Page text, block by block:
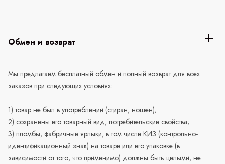
Обмен и возврат
Мы предлагаем бесплатный обмен и полный возврат для всех
заказов при следующих условиях:
1) товар не был в употреблении (стиран, ношен);
2) сохранены его товарный вид, потребительские свойства;
3) пломбы, фабричные ярлыки, в том числе КИЗ (контрольно-
идентификационный знак) на товаре или его упаковке (в
зависимости от того, что применимо) должны быть целыми, не